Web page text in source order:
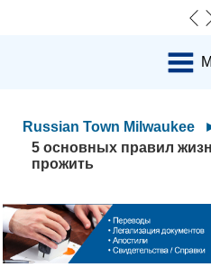
Russian Town Milwaukee
5 основных правил
прожить